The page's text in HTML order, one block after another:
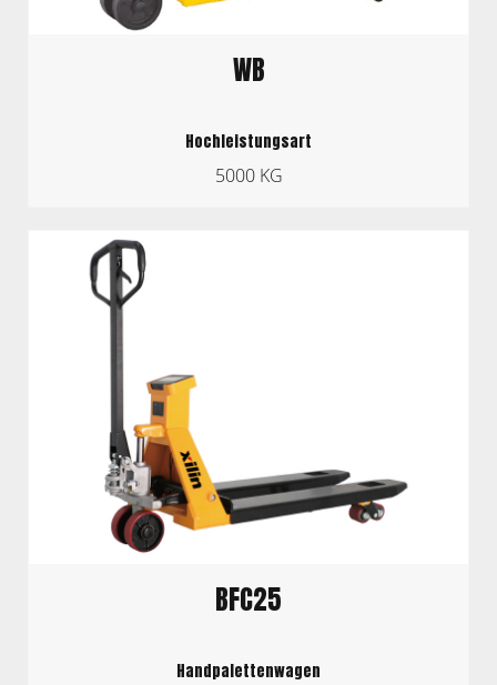
WB
Hochleistungsart
5000 KG
BFC25
Handpalettenwagen